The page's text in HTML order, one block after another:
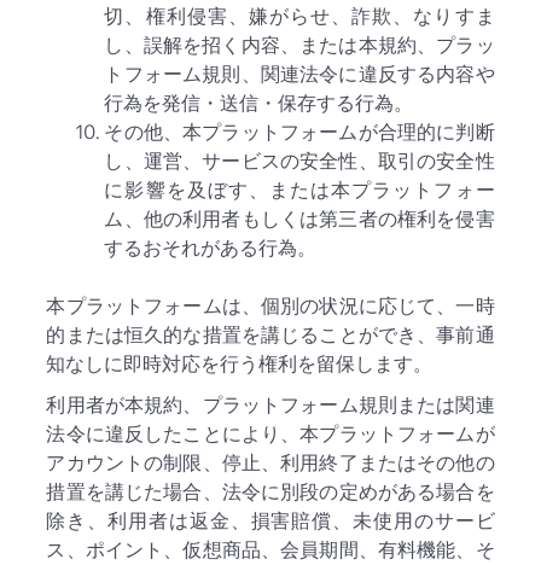
切、権利侵害、嫌がらせ、詐欺、なりすま
し、誤解を招く内容、または本規約、プラッ
トフォーム規則、関連法令に違反する内容や
行為を発信・送信・保存する行為。
その他、本プラットフォームが合理的に判断
し、運営、サービスの安全性、取引の安全性
に影響を及ぼす、または本プラットフォー
ム、他の利用者もしくは第三者の権利を侵害
するおそれがある行為。
本プラットフォームは、個別の状況に応じて、一時
的または恒久的な措置を講じることができ、事前通
知なしに即時対応を行う権利を留保します。
利用者が本規約、プラットフォーム規則または関連
法令に違反したことにより、本プラットフォームが
アカウントの制限、停止、利用終了またはその他の
措置を講じた場合、法令に別段の定めがある場合を
除き、利用者は返金、損害賠償、未使用のサービ
ス、ポイント、仮想商品、会員期間、有料機能、そ